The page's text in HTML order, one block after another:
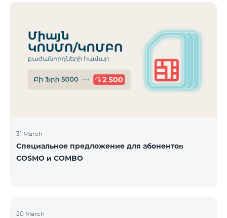
31 March
Специальное предложение для абонентов
COSMO и COMBO
20 March